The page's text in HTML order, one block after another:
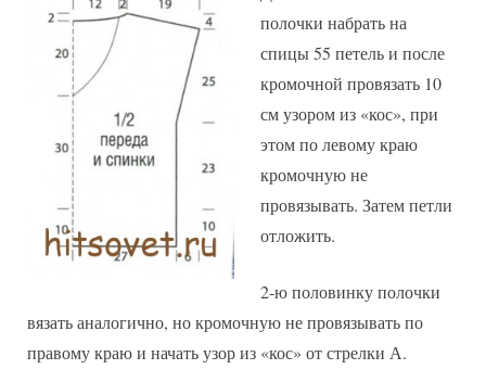
полочки набрать на
спицы 55 петель и после
кромочной провязать 10
см узором из «кос», при
этом по левому краю
кромочную не
провязывать. Затем петли
отложить.
2-ю половинку полочки
вязать аналогично, но кромочную не провязывать по
правому краю и начать узор из «кос» от стрелки А.